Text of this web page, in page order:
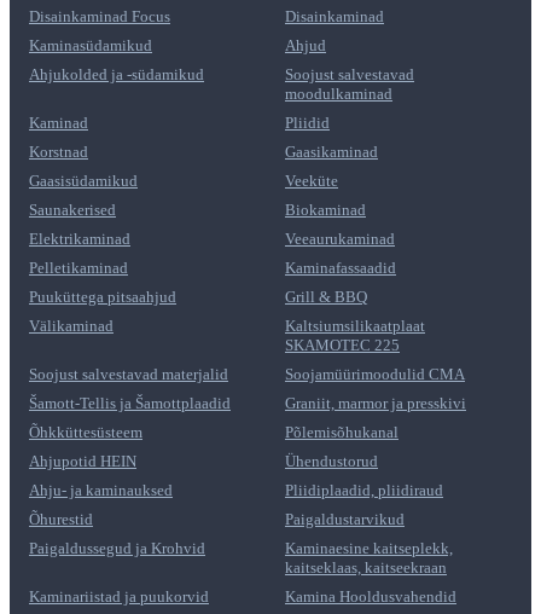
Disainkaminad Focus
Disainkaminad
Kaminasüdamikud
Ahjud
Ahjukolded ja -südamikud
Soojust salvestavad
moodulkaminad
Kaminad
Pliidid
Korstnad
Gaasikaminad
Gaasisüdamikud
Veeküte
Saunakerised
Biokaminad
Elektrikaminad
Veeaurukaminad
Pelletikaminad
Kaminafassaadid
Puuküttega pitsaahjud
Grill & BBQ
Välikaminad
Kaltsiumsilikaatplaat
SKAMOTEC 225
Soojust salvestavad materjalid
Soojamüürimoodulid CMA
Šamott-Tellis ja Šamottplaadid
Graniit, marmor ja presskivi
Õhkküttesüsteem
Põlemisõhukanal
Ahjupotid HEIN
Ühendustorud
Ahju- ja kaminauksed
Pliidiplaadid, pliidiraud
Õhurestid
Paigaldustarvikud
Paigaldussegud ja Krohvid
Kaminaesine kaitseplekk,
kaitseklaas, kaitseekraan
Kaminariistad ja puukorvid
Kamina Hooldusvahendid